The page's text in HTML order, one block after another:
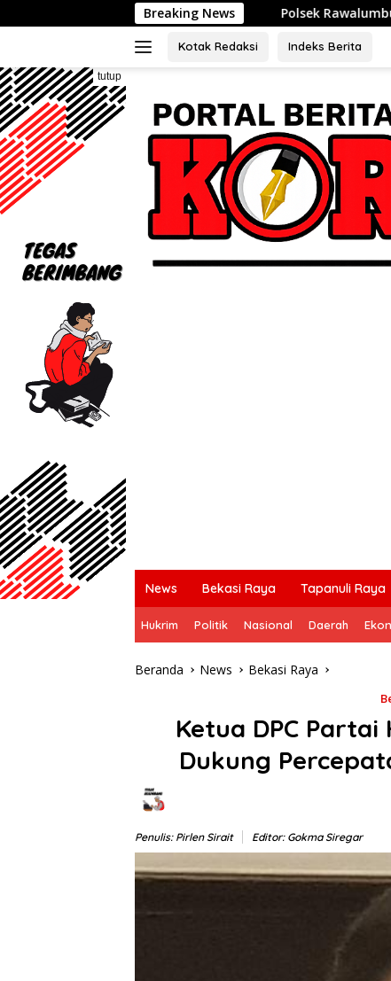
ke
Breaking News
Polsek Rawalumbu Ajak Warga Duren
Kotak Redaksi Indeks Berita
tutup
News Bekasi Raya Tapanuli Raya
Hukrim Politik Nasional Daerah
Beranda News Bekasi Raya
Ketua DPC
Dukung
Penulis: Pirlen Sirait Editor: Gokma Siregar